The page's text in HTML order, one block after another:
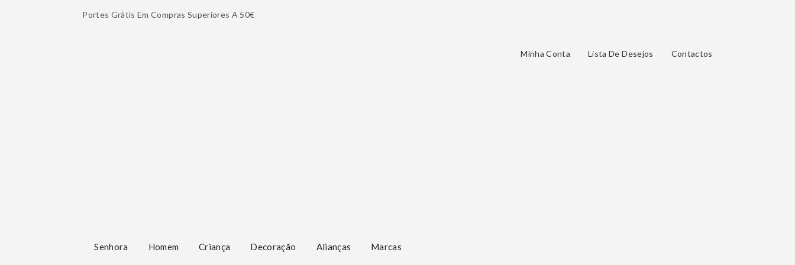
Portes Grátis Em Compras Superiores A 50€
Minha Conta Lista De Desejos Contactos
Senhora Homem Criança Decoração Alianças Marcas